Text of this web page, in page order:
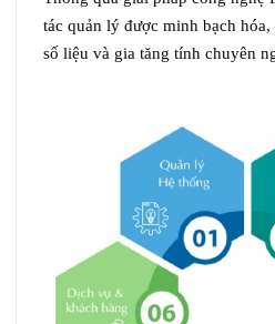
tác quản lý được minh bạch
số liệu và gia tăng tính chuyên